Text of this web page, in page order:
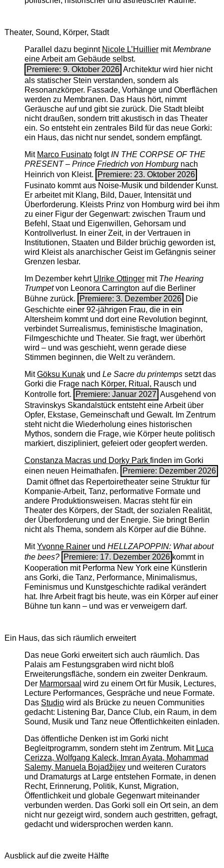
Theater, Sound, Körper, Stadt
Parallel dazu beginnt Nicole L’Huilliermit ­Membrane
eine Arbeit am Gebäude selbst.
Premiere: 9. Oktober 2026 Architektur wird hier nicht
als statischer Stein verstanden, sondern als
Resonanzkörper. Fassade, Vorhänge und Oberflächen
werden zu Membranen. Das Haus hört, nimmt
Geräusche auf und gibt sie zurück. Die Stadt bleibt
nicht draußen, sondern tritt akustisch in das Theater
ein. So entsteht ein zentrales Bild für das neue Gorki:
ein Haus, das nicht nur sendet, sondern empfängt.
Mit Marco FusinatofolgtIN THE CORPSE OF THE
PRESENT – Prince Friedrich von Homburgnach
Heinrich von Kleist.
Premiere: 23. Oktober 2026
Fusinato kommt aus Noise-Musik und bildender Kunst.
Er arbeitet mit Klang, Bild, Dauer, Intensität und
Überforderung. Kleists Prinz von Homburg wird bei ihm
zu einer Figur der Gegenwart: zwischen Traum und
Befehl, Staat und Eigenwillen, Gehorsam und
Kontrollverlust. In einer Zeit, in der Vertrauen in
Institutionen, Staaten und Bilder brüchig geworden ist,
wird Kleist als anarchischer Geist im Gefängnis seiner
Grenzen lesbar.
Im Dezember kehrt Ulrike Ottingermit The ­Hearing
Trumpetvon Leonora Carrington auf die Berliner
Bühne zurück.
Premiere: 3. Dezember 2026 Die
Geschichte einer 92-jährigen Frau, die in ein
Altersheim kommt und dort eine Revolution beginnt,
verbindet Surrealismus, feministische Imagination,
Filmgeschichte und Theater. Sie fragt, wer überhört
wird – und was geschieht, wenn gerade diese
Stimmen beginnen, die Welt zu verändern.
MitGöksu Kunakund Le Sacre du printempssetzt das
Gorki die Frage nach Körper, Ritual, Rausch und
Kontrolle fort.
Premiere: Januar 2027 Ausgehend von
Stravinskys Skandalstück entsteht eine Arbeit über
Opfer, Ekstase, Gemeinschaft und Gewalt. Im Zentrum
steht nicht die Wiederholung eines historischen
Mythos, sondern die Frage, wie Körper heute politisch
markiert, diszipliniert, gefeiert oder geopfert werden.
Constanza Macras und Dorky Park finden im Gorki
einen neuen Heimathafen.
Premiere: Dezember 2026
Damit öffnet das Repertoiretheater seine Struktur für
Kompanie-Arbeit, Tanz, performative Formate und
andere Produktionsweisen. Macras steht für ein
Theater des Körpers, der Stadt, der sozialen Realität,
der Überforderung und der Energie. Sie bringt Berlin
nicht als Thema, sondern als Körper auf die Bühne.
MitYvonne Rainerund HELLZAPOPPIN: What about
the bees? Premiere: 17. Dezember 2026 kommt in
Kooperation mit Performa New York eine Künstlerin
ans Gorki, die Tanz, Performance, Minimalismus,
Feminismus und Kunstgeschichte radikal verändert
hat. Ihre Arbeit fragt bis heute, was ein Körper auf einer
Bühne tun kann – und was er verweigern darf.
Ein Haus, das sich räumlich erweitert
Das neue Gorki erweitert sich auch räumlich. Das
Palais am Festungsgraben wird nicht bloß
Erweiterungsfläche, sondern ein zweiter Denkraum.
Der Marmorsaal wird zu einem Ort für Musik, Lectures,
Lecture Performances, Gespräche und neue Formate.
Das Studiowird als Brücke zu neuen Communities
gedacht: Listening Bar, Dance Club, ein Raum, in dem
Sound, Musik und Tanz neue Öffentlichkeiten einladen.
Das öffentliche Denken ist im Gorki nicht
Begleitprogramm, sondern steht im Zentrum. Mit Luca
Cerizza, Wolfgang Kaleck, Imran Ayata, Mohammad
Salemy, Manuela Bojadžijevund weiteren Curators
und Dramaturgs at Large entstehen Formate, in denen
Recht, Erinnerung, Politik, Kunst, Migration,
Öffentlichkeit und globale Gegenwart miteinander
verbunden werden. Das Gorki soll ein Ort sein, an dem
nicht nur gezeigt wird, sondern auch gestritten, gefragt,
gedacht und widersprochen werden kann.
Ausblick auf die zweite Hälfte